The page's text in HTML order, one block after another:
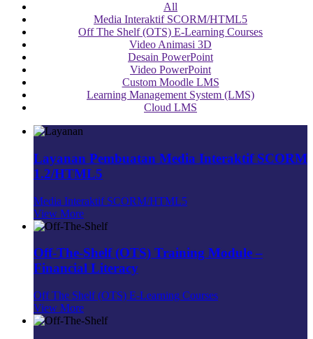
All
Media Interaktif SCORM/HTML5
Off The Shelf (OTS) E-Learning Courses
Video Animasi 3D
Desain PowerPoint
Video PowerPoint
Custom Moodle LMS
Learning Management System (LMS)
Cloud LMS
Layanan Pembuatan Media Interaktif SCORM
1.2/HTML5
Media Interaktif SCORM/HTML5
View More
Off-The-Shelf (OTS) Training Module –
Financial Literacy
Off The Shelf (OTS) E-Learning Courses
View More